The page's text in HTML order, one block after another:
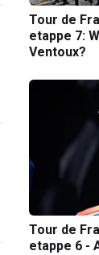
Tour de
etappe 7:
Ventoux?
Tour de
etappe 6 -